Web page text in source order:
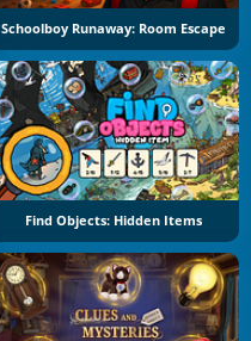
Schoolboy Runaway: Room Escape
Find Objects: Hidden Items